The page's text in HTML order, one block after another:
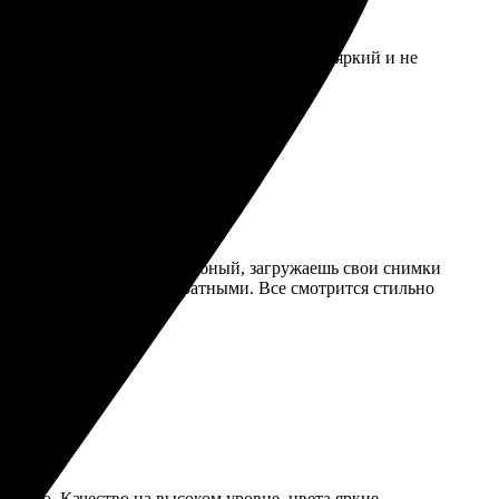
Носить буду с темным топом, а так принт яркий и не
найти, интерфейс удобный, загружаешь свои снимки
значки вышли аккуратными. Все смотрится стильно